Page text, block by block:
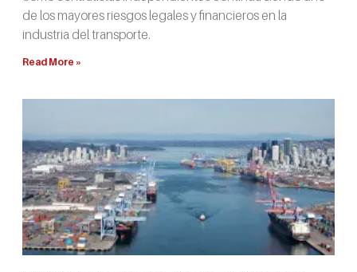
de los mayores riesgos legales y financieros en la
industria del transporte.
Read More »